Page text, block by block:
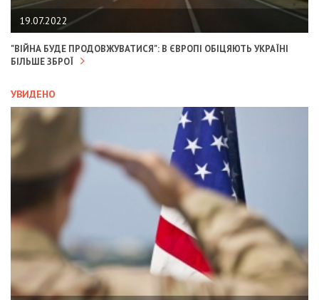
19.07.2022
"ВІЙНА БУДЕ ПРОДОВЖУВАТИСЯ": В ЄВРОПІ ОБІЦЯЮТЬ УКРАЇНІ
БІЛЬШЕ ЗБРОЇ
УВИДЕНО